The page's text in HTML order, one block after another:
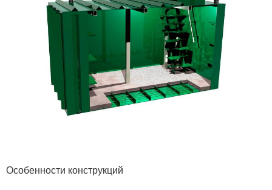
Особенности конструкций